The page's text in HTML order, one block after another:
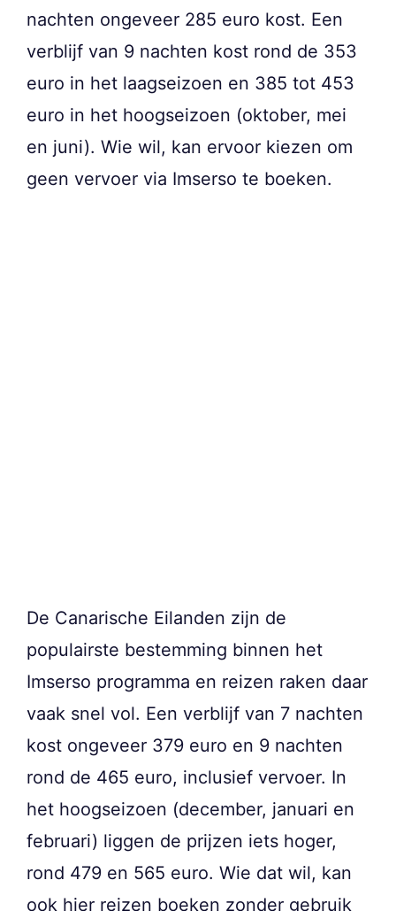
nachten ongeveer 285 euro kost. Een
verblijf van 9 nachten kost rond de 353
euro in het laagseizoen en 385 tot 453
euro in het hoogseizoen (oktober, mei
en juni). Wie wil, kan ervoor kiezen om
geen vervoer via Imserso te boeken.
De Canarische Eilanden zijn de
populairste bestemming binnen het
Imserso programma en reizen raken daar
vaak snel vol. Een verblijf van 7 nachten
kost ongeveer 379 euro en 9 nachten
rond de 465 euro, inclusief vervoer. In
het hoogseizoen (december, januari en
februari) liggen de prijzen iets hoger,
rond 479 en 565 euro. Wie dat wil, kan
ook hier reizen boeken zonder gebruik